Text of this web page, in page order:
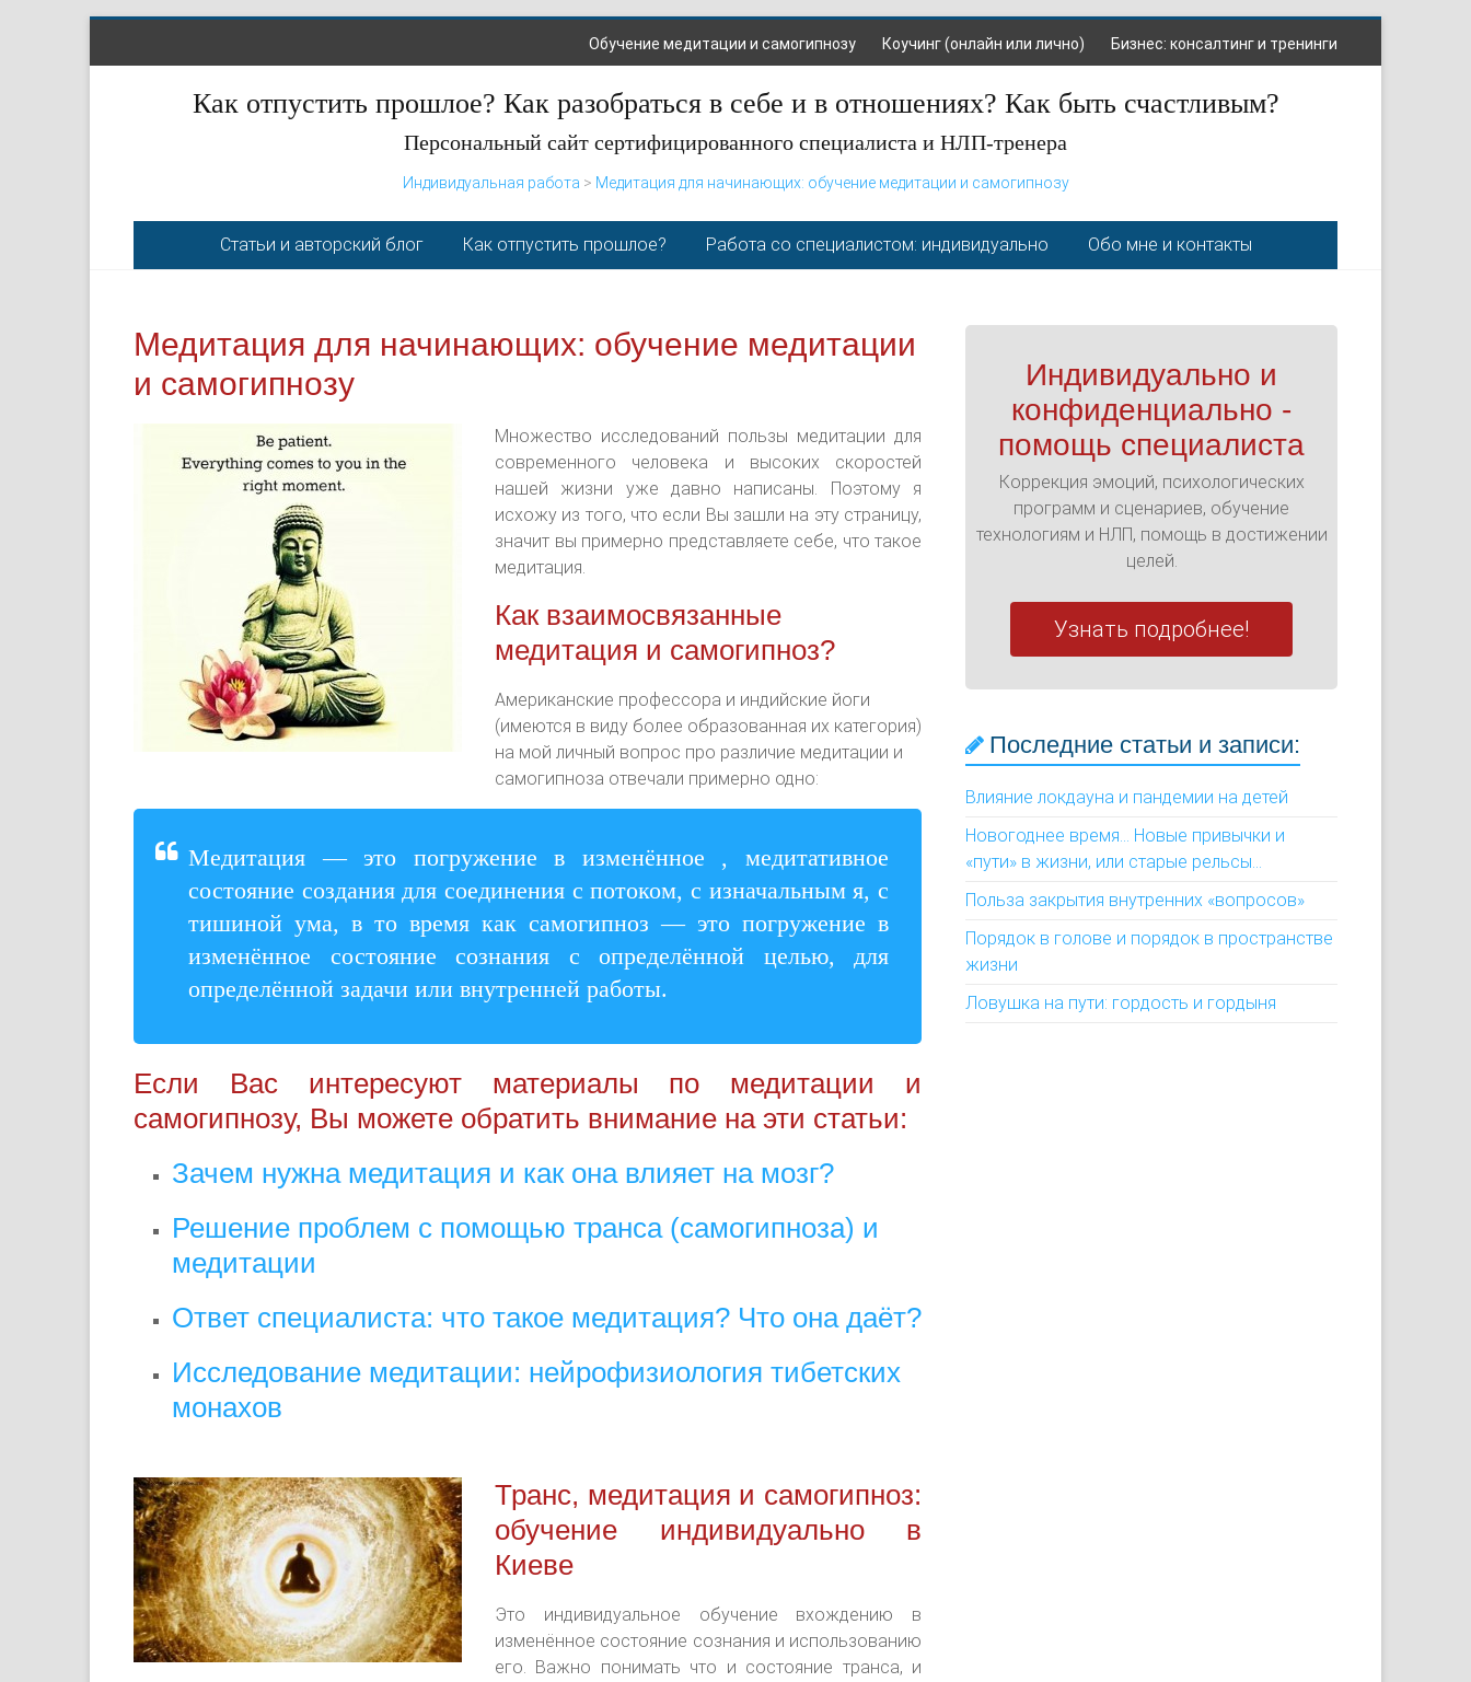
Обучение медитации и самогипнозу Коучинг (онлайн или лично) Бизнес: консалтинг и тренинги
Как отпустить прошлое? Как разобраться в себе и в отношениях? Как быть счастливым?
Персональный сайт сертифицированного специалиста и НЛП-тренера
Индивидуальная работа > Медитация для начинающих: обучение медитации и самогипнозу
Статьи и авторский блог Как отпустить прошлое? Работа со специалистом: индивидуально Обо мне и контакты
Медитация для начинающих: обучение медитации
и самогипнозу
Множество исследований пользы медитации для
современного человека и высоких скоростей
нашей жизни уже давно написаны. Поэтому я
исхожу из того, что если Вы зашли на эту страницу,
значит вы примерно представляете себе, что такое
медитация.
Как взаимосвязанные
медитация и самогипноз?
Американские профессора и индийские йоги
(имеются в виду более образованная их категория)
на мой личный вопрос про различие медитации и
самогипноза отвечали примерно одно:
Медитация — это погружение в изменённое , медитативное
состояние создания для соединения с потоком, с изначальным я, с
тишиной ума, в то время как самогипноз — это погружение в
изменённое состояние сознания с определённой целью, для
определённой задачи или внутренней работы.
Если Вас интересуют материалы по медитации и
самогипнозу, Вы можете обратить внимание на эти статьи:
Зачем нужна медитация и как она влияет на мозг?
Решение проблем с помощью транса (самогипноза) и
медитации
Ответ специалиста: что такое медитация? Что она даёт?
Исследование медитации: нейрофизиология тибетских
монахов
Транс, медитация и самогипноз:
обучение индивидуально в
Киеве
Это индивидуальное обучение вхождению в
изменённое состояние сознания и использованию
его. Важно понимать что и состояние транса, и
Индивидуально и
конфиденциально -
помощь специалиста
Коррекция эмоций, психологических
программ и сценариев, обучение
технологиям и НЛП, помощь в достижении
целей.
Узнать подробнее!
Последние статьи и записи:
Влияние локдауна и пандемии на детей
Новогоднее время... Новые привычки и
«пути» в жизни, или старые рельсы...
Польза закрытия внутренних «вопросов»
Порядок в голове и порядок в пространстве
жизни
Ловушка на пути: гордость и гордыня